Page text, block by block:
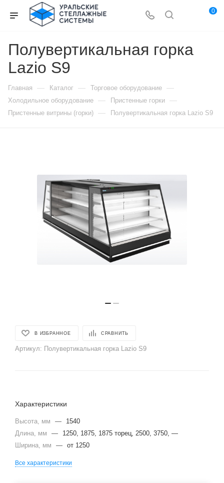
0
Полувертикальная горка
Lazio S9
Главная — Каталог — Торговое оборудование —
Холодильное оборудование — Пристенные горки —
Пристенные витрины (горки) — Полувертикальная горка Lazio S9
В ИЗБРАННОЕ СРАВНИТЬ
Артикул: Полувертикальная горка Lazio S9
Характеристики
Высота, мм —
1540
Длина, мм
—
1250, 1875, 1875 торец, 2500, 3750, —
Ширина, мм
— от 1250
Все характеристики